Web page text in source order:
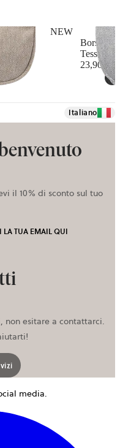
NEW
Borsina
Tessuto
23,90 €
Italiano
il 10% di sconto sul tuo
LA TUA EMAIL QUI
non esitare a contattarci.
media.